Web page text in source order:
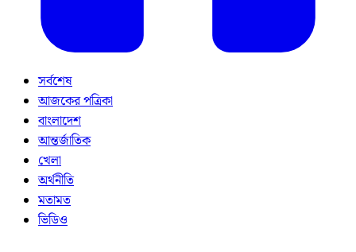
সর্বশেষ
আজকের পত্রিকা
বাংলাদেশ
আন্তর্জাতিক
খেলা
অর্থনীতি
মতামত
ভিডিও